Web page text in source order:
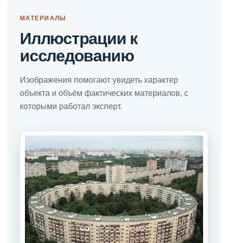
МАТЕРИАЛЫ
Иллюстрации к
исследованию
Изображения помогают увидеть характер
объекта и объём фактических материалов, с
которыми работал эксперт.